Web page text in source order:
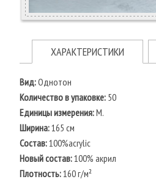
ХАРАКТЕРИСТИКИ
Вид:Однотон
Количество в упаковке: 50
Единицы измерения:М.
Ширина:165 см
Состав:100%acrylic
Новый состав:100% акрил
Плотность:160 г/м²